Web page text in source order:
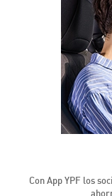
Con App YPF los